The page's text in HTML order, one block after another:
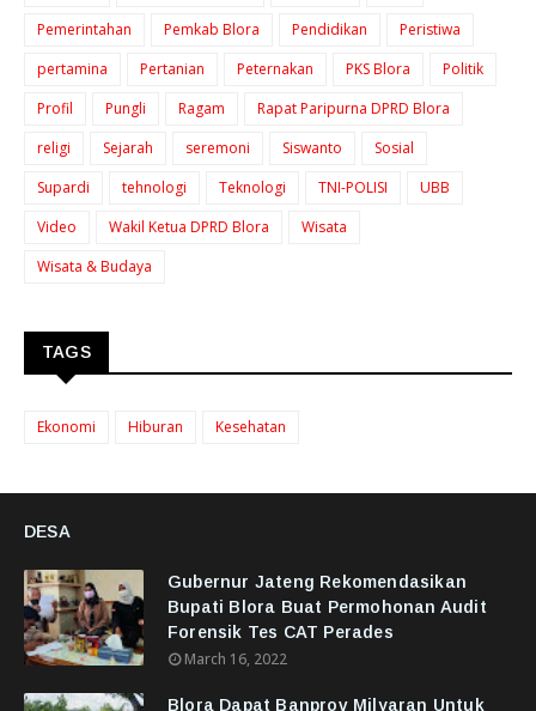
Pemerintahan
Pemkab Blora Pendidikan
Peristiwa
pertamina
Pertanian Peternakan PKS Blora
Politik
Profil
Pungli Ragam
Rapat Paripurna DPRD Blora
religi
Sejarah seremoni Siswanto
Sosial
Supardi
tehnologi Teknologi TNI-POLISI
UBB
Video
Wakil Ketua DPRD Blora
Wisata
Wisata & Budaya
TAGS
Ekonomi Hiburan Kesehatan
DESA
Gubernur Jateng Rekomendasikan
Bupati Blora Buat Permohonan Audit
Forensik Tes CAT Perades
March 16, 2022
Blora Dapat Banprov Milyaran Untuk